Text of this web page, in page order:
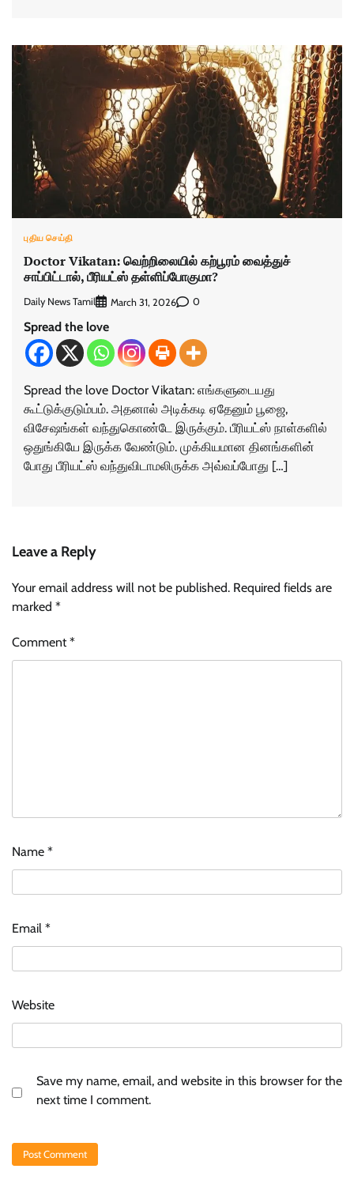
புதிய செய்தி
Doctor Vikatan: வெற்றிலையில் கற்பூரம் வைத்துச்
சாப்பிட்டால், பீரியட்ஸ் தள்ளிப்போகுமா?
Daily News Tamil March 31, 2026 0
Spread the love
Spread the love Doctor Vikatan: எங்களுடையது
கூட்டுக்குடும்பம். அதனால் அடிக்கடி ஏதேனும் பூஜை,
விசேஷங்கள் வந்துகொண்டே இருக்கும். பீரியட்ஸ் நாள்களில்
ஒதுங்கியே இருக்க வேண்டும். முக்கியமான தினங்களின்
போது பீரியட்ஸ் வந்துவிடாமலிருக்க அவ்வப்போது […]
Leave a Reply
Your email address will not be published. Required fields are
marked *
Comment*
Name *
Email *
Website
Save my name, email, and website in this browser for the
next time I comment.